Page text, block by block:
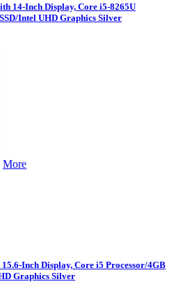
14-Inch Display, Core i5-8265U
Intel UHD Graphics Silver
More
Inch Display, Core i5 Processor/4GB
Graphics Silver